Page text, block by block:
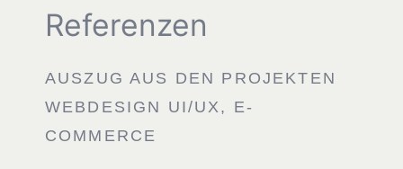
Referenzen
AUSZUG AUS DEN PROJEKTEN
WEBDESIGN UI/UX, E-
COMMERCE